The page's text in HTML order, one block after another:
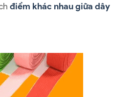
điểm khác nhau giữa dây